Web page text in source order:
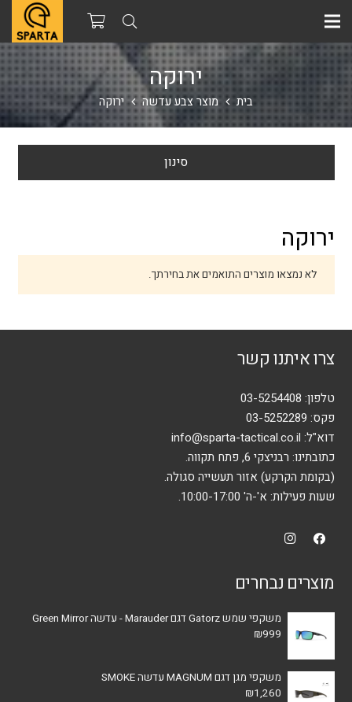
ירוקה
בית מוצר צבע עדשה ירוקה
ירוקה
לא נמצאו מוצרים התואמים את בחירתך.
סינון
צרו איתנו קשר
טלפון: 03-5254408
פקס: 03-5252289
דוא"ל: info@sparta-tactical.co.il
כתובתינו: רבניצקי 6, פתח תקווה.
(בקומת הקרקע) אזור תעשייה סגולה.
שעות פעילות: א'-ה' 10:00-17:00.
מוצרים נבחרים
משקפי שמש Gatorz דגם Marauder - עדשה Green Mirror
₪999
משקפי מגן דגם MAGNUM עדשה SMOKE
₪1,260